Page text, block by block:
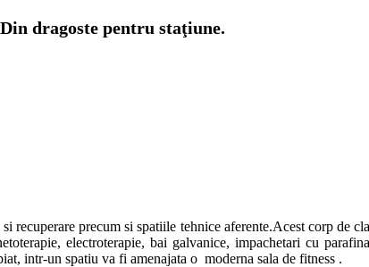
Din dragoste pentru staţiune.
recuperare precum si spatiile tehnice aferente.Acest corp de
electroterapie, bai galvanice, impachetari cu
intr-un spatiu va fi amenajata o moderna sala de fitness .